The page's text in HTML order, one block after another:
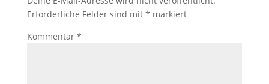
Erforderliche Felder sind mit * markiert
Kommentar *